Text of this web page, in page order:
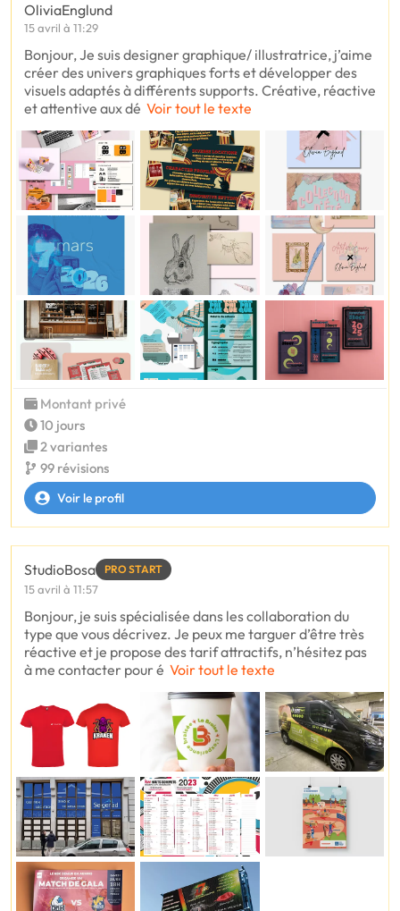
OliviaEnglund
15 avril à 11:29
Bonjour, Je suis designer graphique/ illustratrice, j’aime
créer des univers graphiques forts et développer des
visuels adaptés à différents supports. Créative, réactive
et attentive aux dé Voir tout le texte
Montant privé
10 jours
2 variantes
99 révisions
Voir le profil
StudioBosa PRO START
15 avril à 11:57
Bonjour, je suis spécialisée dans les collaboration du
type que vous décrivez. Je peux me targuer d’être très
réactive et je propose des tarif attractifs, n’hésitez pas
à me contacter pour é Voir tout le texte